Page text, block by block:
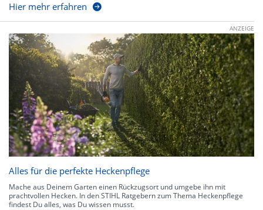
Hier mehr erfahren
ANZEIGE
Alles für die perfekte Heckenpflege
Mache aus Deinem Garten einen Rückzugsort und umgebe ihn mit
prachtvollen Hecken. In den STIHL Ratgebern zum Thema Heckenpflege
findest Du alles, was Du wissen musst.